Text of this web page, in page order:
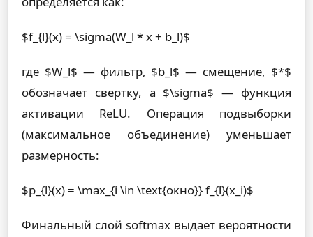
$f_{l}(x) = \sigma(W_l * x + b_l)$
где $W_l$ — фильтр, $b_l$ — смещение, $*$
обозначает свертку, а $\sigma$ — функция
активации ReLU. Операция подвыборки
(максимальное объединение) уменьшает
размерность:
$p_{l}(x) = \max_{i \in \text{окно}} f_{l}(x_i)$
Финальный слой softmax выдает вероятности